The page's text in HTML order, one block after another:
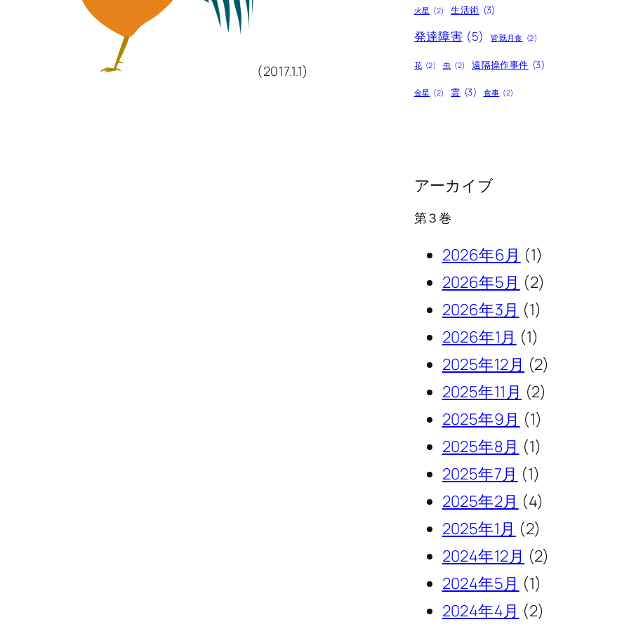
(2017.1.1)
火星 (2) 生活術 (3)
発達障害 (5) 皆既月食 (2)
花 (2) 虫 (2) 遠隔操作事件 (3)
金星 (2) 雲 (3) 食事 (2)
アーカイブ
第３巻
2026年6月 (1)
2026年5月 (2)
2026年3月 (1)
2026年1月 (1)
2025年12月 (2)
2025年11月 (2)
2025年9月 (1)
2025年8月 (1)
2025年7月 (1)
2025年2月 (4)
2025年1月 (2)
2024年12月 (2)
2024年5月 (1)
2024年4月 (2)